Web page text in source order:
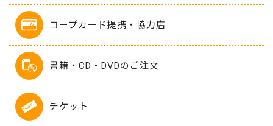
コープカード提携・協力店
書籍・CD・DVDのご注文
チケット